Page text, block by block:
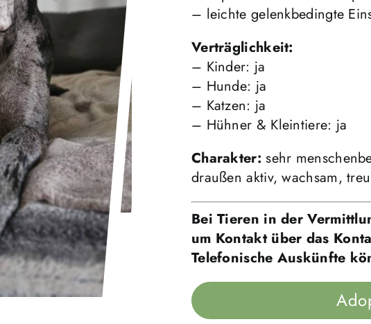
– leichte gelenkbedingte
Verträglichkeit:
– Kinder: ja
– Hunde: ja
– Katzen: ja
– Hühner & Kleintiere: ja
Charakter: sehr
draußen aktiv, wachsam, treu
Bei Tieren in der
um Kontakt über das
Telefonische Auskünfte